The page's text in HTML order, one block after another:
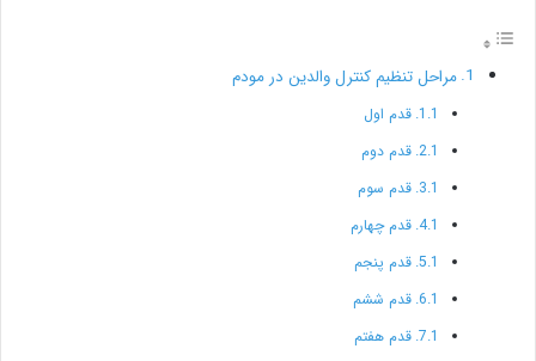
مراحل تنظیم کنترل والدین در مودم‌
قدم اول
قدم دوم
قدم سوم
قدم چهارم
قدم پنجم
قدم ششم
قدم هفتم